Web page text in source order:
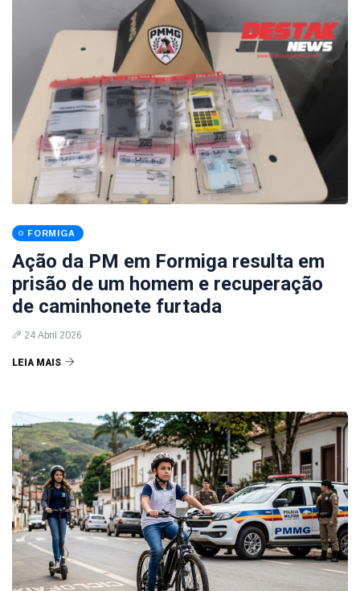
FORMIGA
Ação da PM em Formiga resulta em
prisão de um homem e recuperação
de caminhonete furtada
24 Abril 2026
LEIA MAIS